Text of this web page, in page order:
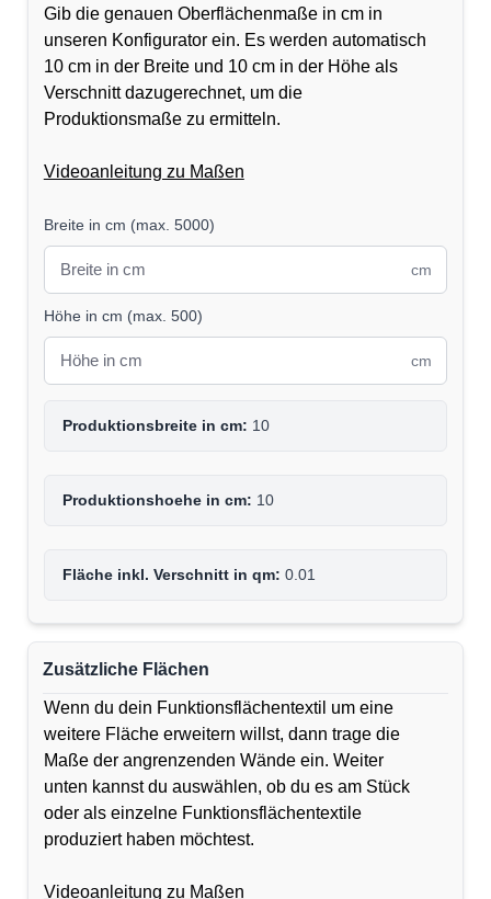
Gib die genauen Oberflächenmaße in cm in
unseren Konfigurator ein. Es werden automatisch
10 cm in der Breite und 10 cm in der Höhe als
Verschnitt dazugerechnet, um die
Produktionsmaße zu ermitteln.
Videoanleitung zu Maßen
Breite in cm (max. 5000)
cm
Höhe in cm (max. 500)
cm
Produktionsbreite in cm: 10
Produktionshoehe in cm: 10
Fläche inkl. Verschnitt in qm: 0.01
Zusätzliche Flächen
Wenn du dein Funktionsflächentextil um eine
weitere Fläche erweitern willst, dann trage die
Maße der angrenzenden Wände ein. Weiter
unten kannst du auswählen, ob du es am Stück
oder als einzelne Funktionsflächentextile
produziert haben möchtest.
Videoanleitung zu Maßen